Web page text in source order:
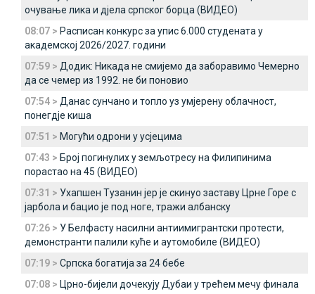
очување лика и дјела српског борца (ВИДЕО)
08:07 > Расписан конкурс за упис 6.000 студената у
академској 2026/2027. години
07:59 > Додик: Никада не смијемо да заборавимо Чемерно
да се чемер из 1992. не би поновио
07:54 > Данас сунчано и топло уз умјерену облачност,
понегдје киша
07:51 > Могући одрони у усјецима
07:43 > Број погинулих у земљотресу на Филипинима
порастао на 45 (ВИДЕО)
07:31 > Ухапшен Тузанин јер је скинуо заставу Црне Горе с
јарбола и бацио је под ноге, тражи албанску
07:26 > У Белфасту насилни антиимигрантски протести,
демонстранти палили куће и аутомобиле (ВИДЕО)
07:19 > Српска богатија за 24 бебе
07:08 > Црно-бијели дочекују Дубаи у трећем мечу финала